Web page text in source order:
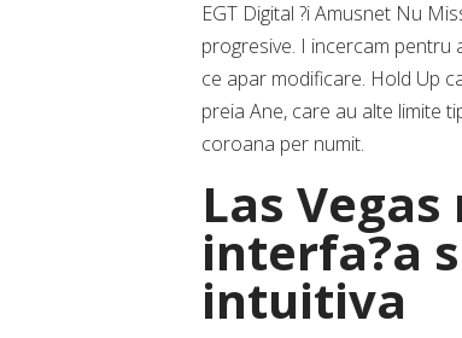
EGT Digital ?i Amusnet Nu
progresive. I incercam pentru
ce apar modificare. Hold Up
preia Ane, care au alte limite
coroana per numit.
Las
interfa?a
intuitiva